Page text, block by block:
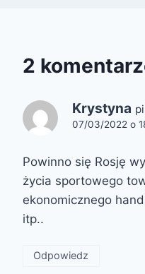
2
Krystyna
07/03/2022 o
Powinno się Rosję
życia sportowego
ekonomicznego
itp..
Odpowiedz